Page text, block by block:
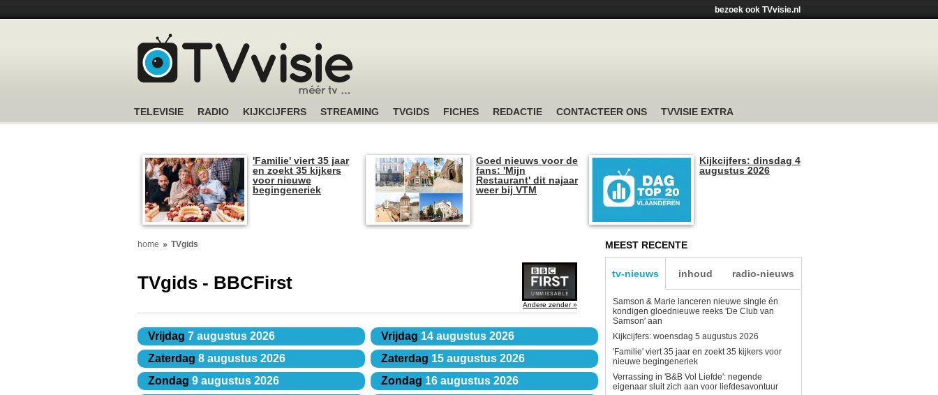
bezoek ook TVvisie.nl
TELEVISIE RADIO KIJKCIJFERS STREAMING TVGIDS FICHES REDACTIE CONTACTEER ONS TVVISIE EXTRA
'Familie' viert 35 jaar
en zoekt 35 kijkers
voor nieuwe
begingeneriek
Goed nieuws voor de
fans: 'Mijn
Restaurant' dit najaar
weer bij VTM
Kijkcijfers: dinsdag 4
augustus 2026
home TVgids
TVgids - BBCFirst
Andere zender »
Vrijdag 7 augustus 2026
Zaterdag 8 augustus 2026
Zondag 9 augustus 2026
Vrijdag 14 augustus 2026
Zaterdag 15 augustus 2026
Zondag 16 augustus 2026
MEEST RECENTE
tv-nieuws inhoud radio-nieuws
Samson & Marie lanceren nieuwe single én
kondigen gloednieuwe reeks 'De Club van
Samson' aan
Kijkcijfers: woensdag 5 augustus 2026
'Familie' viert 35 jaar en zoekt 35 kijkers voor
nieuwe begingeneriek
Verrassing in 'B&B Vol Liefde': negende
eigenaar sluit zich aan voor liefdesavontuur